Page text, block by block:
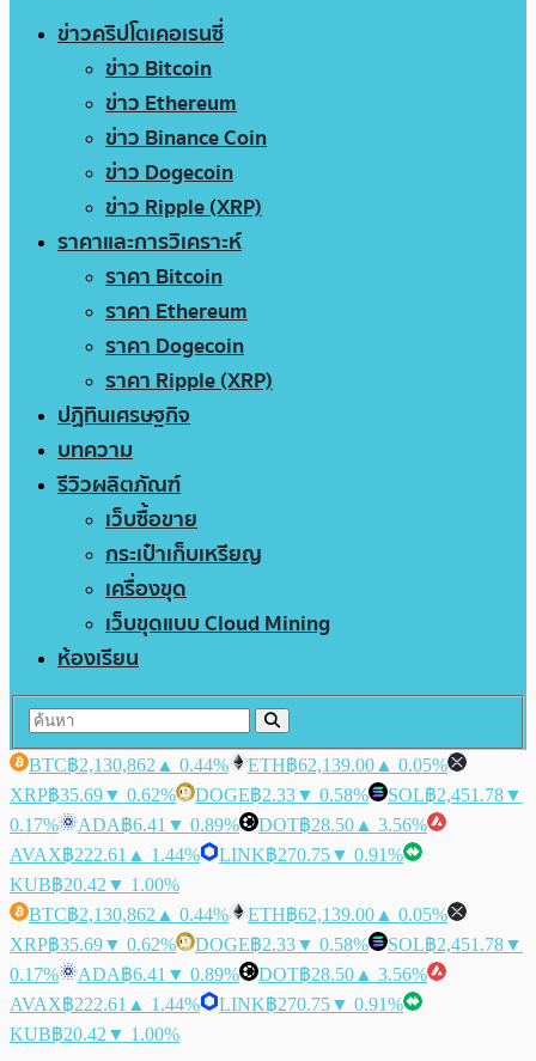
ข่าวคริปโตเคอเรนซี่
ข่าว Bitcoin
ข่าว Ethereum
ข่าว Binance Coin
ข่าว Dogecoin
ข่าว Ripple (XRP)
ราคาและการวิเคราะห์
ราคา Bitcoin
ราคา Ethereum
ราคา Dogecoin
ราคา Ripple (XRP)
ปฏิทินเศรษฐกิจ
บทความ
รีวิวผลิตภัณฑ์
เว็บซื้อขาย
กระเป๋าเก็บเหรียญ
เครื่องขุด
เว็บขุดแบบ Cloud Mining
ห้องเรียน
BTC฿2,130,862 ▲ 0.44% ETH฿62,139.00 ▲ 0.05%
XRP฿35.69▼ 0.62% DOGE฿2.33▼ 0.58% SOL฿2,451.78▼
0.17%
ADA฿6.41 ▼ 0.89% DOT฿28.50 ▲ 3.56%
AVAX฿222.61 ▲ 1.44% LINK฿270.75▼ 0.91%
KUB฿20.42 ▼ 1.00%
BTC฿2,130,862 ▲ 0.44% ETH฿62,139.00 ▲ 0.05%
XRP฿35.69▼ 0.62% DOGE฿2.33▼ 0.58% SOL฿2,451.78▼
0.17%
ADA฿6.41 ▼ 0.89% DOT฿28.50 ▲ 3.56%
AVAX฿222.61 ▲ 1.44% LINK฿270.75▼ 0.91%
KUB฿20.42 ▼ 1.00%